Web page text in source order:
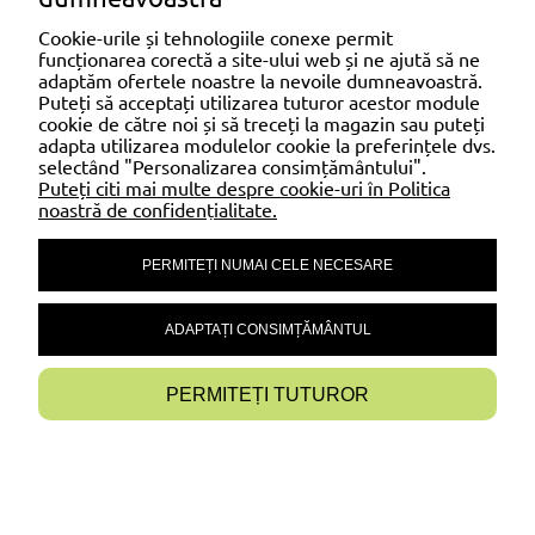
capace și conectori pentru țevi.
SHOPPING
AJUTOR
CONTUL MEU
INFORMAȚII
Cookie-urile și tehnologiile conexe permit
funcționarea corectă a site-ului web și ne ajută să ne
adaptăm ofertele noastre la nevoile dumneavoastră.
Puteți să acceptați utilizarea tuturor acestor module
cookie de către noi și să treceți la magazin sau puteți
adapta utilizarea modulelor cookie la preferințele dvs.
selectând "Personalizarea consimțământului".
Puteți citi mai multe despre cookie-uri în Politica
noastră de confidențialitate.
PERMITEȚI NUMAI CELE NECESARE
ADAPTAȚI CONSIMȚĂMÂNTUL
PERMITEȚI TUTUROR